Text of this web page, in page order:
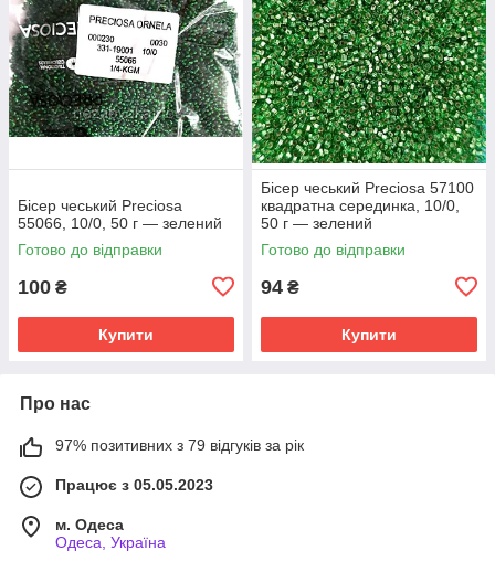
Бісер чеський Preciosa
55066, 10/0, 50 г — зелений
Готово до відправки
100 ₴
Купити
Бісер чеський Preciosa 57100
квадратна серединка, 10/0,
50 г — зелений
Готово до відправки
94 ₴
Купити
Про нас
97% позитивних з 79 відгуків за рік
Працює з 05.05.2023
м. Одеса
Одеса, Україна